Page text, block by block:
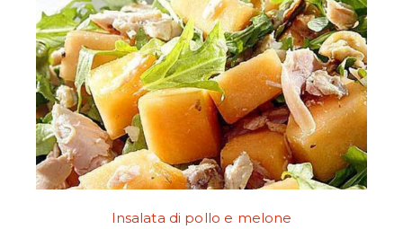
Insalata di pollo e melone